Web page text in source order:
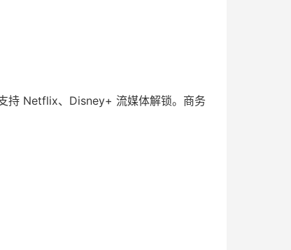
持 Netflix、Disney+ 流媒体解锁。商务